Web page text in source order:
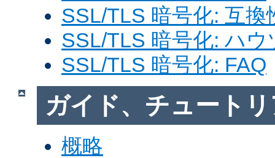
SSL/TLS 暗号化: 互換
SSL/TLS 暗号化: ハウ
SSL/TLS 暗号化: FAQ
ガイド、チュート
概略